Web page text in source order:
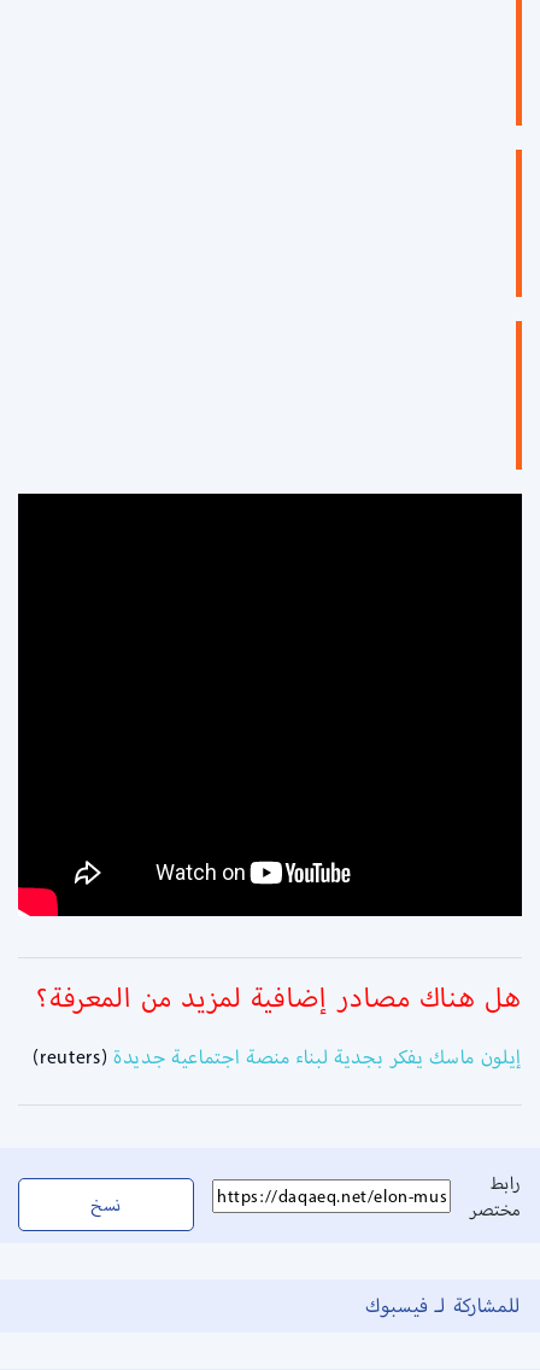
هل هناك مصادر إضافية لمزيد من المعرفة؟
إيلون ماسك يفكر بجدية لبناء منصة اجتماعية جديدة (reuters)
رابط
مختصر
نسخ
للمشاركة لـ فيسبوك